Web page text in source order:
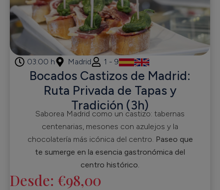
03:00 h Madrid 1 - 9
Bocados Castizos de Madrid:
Ruta Privada de Tapas y
Tradición (3h)
Saborea Madrid como un castizo: tabernas
centenarias, mesones con azulejos y la
chocolatería más icónica del centro. Paseo que
te sumerge en la esencia gastronómica del
centro histórico.
Desde: €98,00